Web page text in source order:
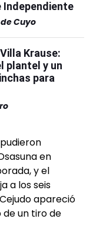
Independiente
Cuyo
Krause:
plantel y un
para
en
y el
a los seis
apareció
de un tiro de